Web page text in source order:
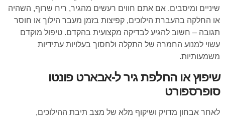
שיניים ומיסבים. אם אתם חווים רעשים מהגיר, ריח שרוף, השהיה
או החלקה בהעברת הילוכים, קפיצות בזמן מעבר הילוך או חוסר
תגובה – חשוב להגיע לבדיקה מקצועית בהקדם. טיפול מוקדם
עשוי למנוע החמרה של התקלה ולחסוך בעלויות עתידיות
משמעותיות.
שיפוץ או החלפת גיר ל-אבארט פונטו
סופרספורט
לאחר אבחון מדויק ושיקוף מלא של מצב תיבת ההילוכים,